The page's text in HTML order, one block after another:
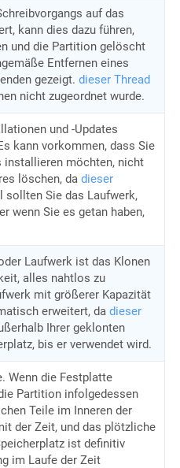
auf das
kann dies dazu führen,
und die Partition gelöscht
Entfernen eines
gezeigt. dieser Thread
nicht zugeordnet wurde.
und -Updates
kann vorkommen, dass Sie
installieren möchten, nicht
löschen, da dieser
Sie das Laufwerk,
wenn Sie es getan haben,
Laufwerk ist das Klonen
alles nahtlos zu
mit größerer Kapazität
erweitert, da dieser
Ihrer geklonten
bis er verwendet wird.
Wenn die Festplatte
Partition infolgedessen
Teile im Inneren der
der Zeit, und das plötzliche
ist definitiv
im Laufe der Zeit